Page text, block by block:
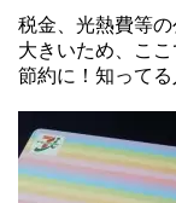
【対
ント
【解
税金、光熱費等
大きいため、こ
節約に！知ってる